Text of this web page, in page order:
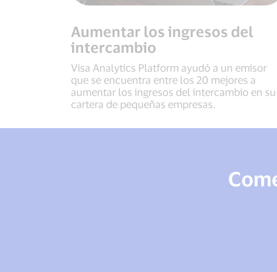
Aumentar los ingresos del
intercambio
Visa Analytics Platform ayudó a un emisor
que se encuentra entre los 20 mejores a
aumentar los ingresos del intercambio en su
cartera de pequeñas empresas.